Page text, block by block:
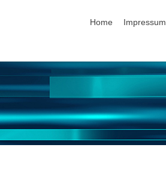
Home
Impressum